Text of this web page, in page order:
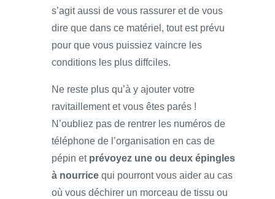
s’agit aussi de vous rassurer et de vous
dire que dans ce matériel, tout est prévu
pour que vous puissiez vaincre les
conditions les plus diffciles.
Ne reste plus qu’à y ajouter votre
ravitaillement et vous êtes parés !
N’oubliez pas de rentrer les numéros de
téléphone de l’organisation en cas de
pépin et prévoyez une ou deux épingles
à nourrice qui pourront vous aider au cas
où vous déchirer un morceau de tissu ou